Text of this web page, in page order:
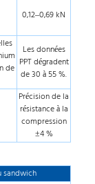
0,12–0,69 kN
de
Les données
PPT dégradent
de 30 à 55 %.
Précision de la
résistance à la
compression
±4 %
sandwich